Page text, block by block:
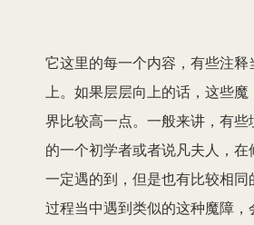
它这里的每一个内容，有些注释
上。如果层层向上的话，这些
界比较高一点。一般来讲，有
的一个初学者或者说凡夫人，
一定遇的到，但是也有比较相
过程当中遇到类似的这种魔障